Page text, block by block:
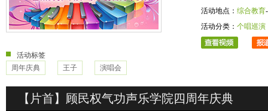
活动地点： 综合教育
活动分类： 个唱巡演
活动标签
周年庆典
王子 演唱会
【片首】顾民权气功声乐学院四周年庆典